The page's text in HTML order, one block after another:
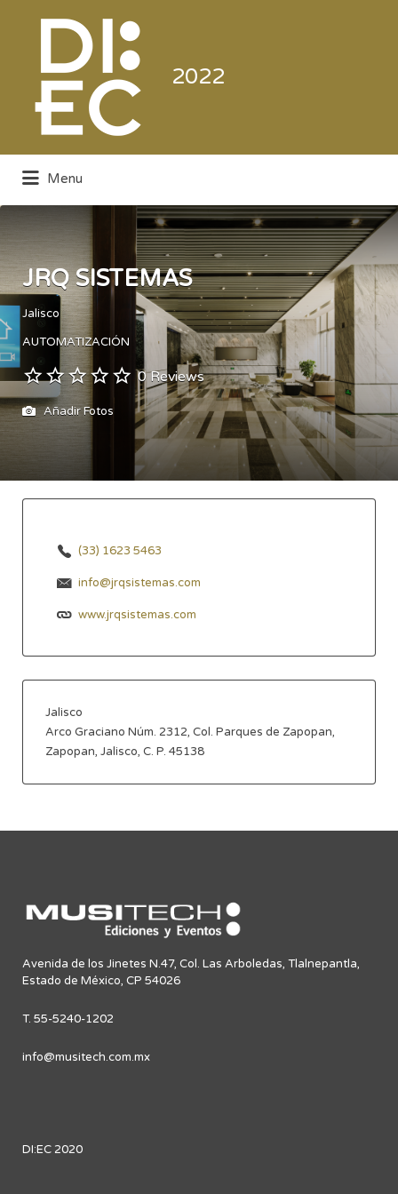
2022
Electrónica de Consumo y Comercial
Buscar
Menu
JRQ SISTEMAS
Jalisco
AUTOMATIZACIÓN
0 Reviews
Añadir Fotos
(33) 1623 5463
info@jrqsistemas.com
www.jrqsistemas.com
Jalisco
Arco Graciano Núm. 2312, Col. Parques de Zapopan,
Zapopan, Jalisco, C. P. 45138
Avenida de los Jinetes N.47, Col. Las Arboledas, Tlalnepantla,
Estado de México, CP 54026
T. 55-5240-1202
info@musitech.com.mx
DI:EC 2020